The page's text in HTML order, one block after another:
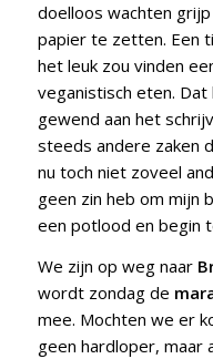
doelloos wachten
papier te zetten. Een
het leuk zou vinden
veganistisch eten.
gewend aan het
steeds andere zaken
nu toch niet zoveel
geen zin heb om mijn
een potlood en begin
We zijn op weg naar
wordt zondag de
mee. Mochten we er
geen hardloper, maar